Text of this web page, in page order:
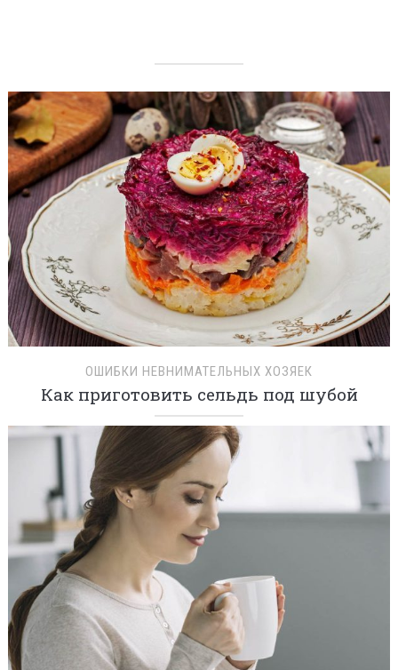
ОШИБКИ НЕВНИМАТЕЛЬНЫХ ХОЗЯЕК
Как приготовить сельдь под шубой